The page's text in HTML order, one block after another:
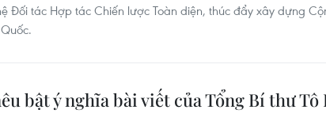
Đối tác Hợp tác Chiến lược Toàn diện, thúc đẩy xây dựng
bật ý nghĩa bài viết của Tổng Bí thư Tô